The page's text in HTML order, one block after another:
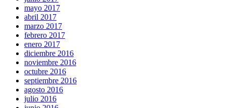
mayo 2017
abril 2017
marzo 2017
febrero 2017
enero 2017
diciembre 2016
noviembre 2016
octubre 2016
septiembre 2016
agosto 2016
julio 2016